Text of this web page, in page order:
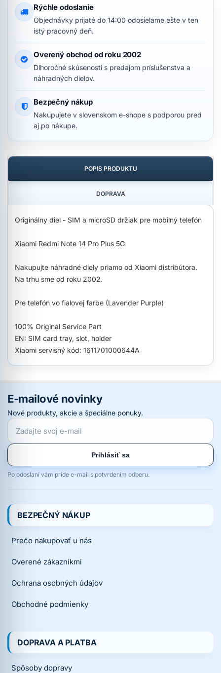
Rýchle odoslanie
Objednávky prijaté do 14:00 odosielame ešte v ten
istý pracovný deň.
Overený obchod od roku 2002
Dlhoročné skúsenosti s predajom príslušenstva a
náhradných dielov.
Bezpečný nákup
Nakupujete v slovenskom e-shope s podporou pred
aj po nákupe.
POPIS PRODUKTU
DOPRAVA
Originálny diel - SIM a microSD držiak pre mobilný telefón
Xiaomi Redmi Note 14 Pro Plus 5G
Nakupujte náhradné diely priamo od Xiaomi distribútora.
Na trhu sme od roku 2002.
Pre telefón vo fialovej farbe (Lavender Purple)
100% Originál Service Part
EN: SIM card tray, slot, holder
Xiaomi servisný kód: 1611701000644A
E-mailové novinky
Nové produkty, akcie a špeciálne ponuky.
Prihlásiť sa
Po odoslaní vám príde e-mail s potvrdením odberu.
BEZPEČNÝ NÁKUP
Prečo nakupovať u nás
Overené zákazníkmi
Ochrana osobných údajov
Obchodné podmienky
DOPRAVA A PLATBA
Spôsoby dopravy